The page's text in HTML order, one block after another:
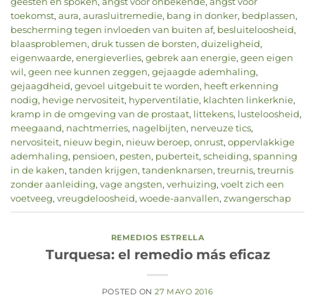
toekomst, aura, aurasluitremedie, bang in donker, bedplassen,
bescherming tegen invloeden van buiten af, besluiteloosheid,
blaasproblemen, druk tussen de borsten, duizeligheid,
eigenwaarde, energieverlies, gebrek aan energie, geen eigen
wil, geen nee kunnen zeggen, gejaagde ademhaling,
gejaagdheid, gevoel uitgebuit te worden, heeft erkenning
nodig, hevige nervositeit, hyperventilatie, klachten linkerknie,
kramp in de omgeving van de prostaat, littekens, lusteloosheid,
meegaand, nachtmerries, nagelbijten, nerveuze tics,
nervositeit, nieuw begin, nieuw beroep, onrust, oppervlakkige
ademhaling, pensioen, pesten, puberteit, scheiding, spanning
in de kaken, tanden krijgen, tandenknarsen, treurnis, treurnis
zonder aanleiding, vage angsten, verhuizing, voelt zich een
voetveeg, vreugdeloosheid, woede-aanvallen, zwangerschap
REMEDIOS ESTRELLA
Turquesa: el remedio más eficaz
POSTED ON27 MAYO 2016